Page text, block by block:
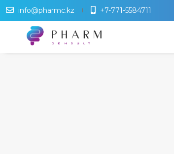
info@pharmc.kz +7-771-5584711